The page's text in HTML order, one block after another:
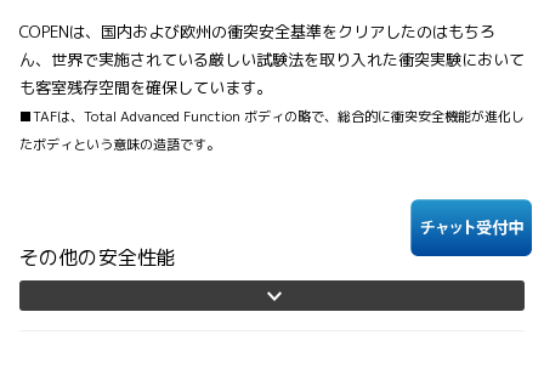
COPENは、国内および欧州の衝突安全基準をクリアしたのはもちろ
ん、世界で実施されている厳しい試験法を取り入れた衝突実験において
も客室残存空間を確保しています。
■TAFは、Total Advanced Function ボディの略で、総合的に衝突安全機能が進化し
たボディという意味の造語です。
その他の安全性能